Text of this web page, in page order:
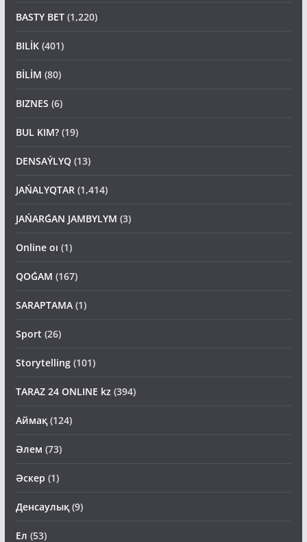
BASTY BET(1,220)
BILİK(401)
BİLİM (80)
BIZNES (6)
BUL KIM?(19)
DENSAÝLYQ(13)
JAŃALYQTAR (1,414)
JAŃARǴAN JAMBYLYM (3)
Online oı (1)
QOǴAM (167)
SARAPTAMA (1)
Sport (26)
Storytelling(101)
TARAZ 24 ONLINE kz (394)
Аймақ(124)
Әлем (73)
Әскер (1)
Денсаулық(9)
Ел (53)